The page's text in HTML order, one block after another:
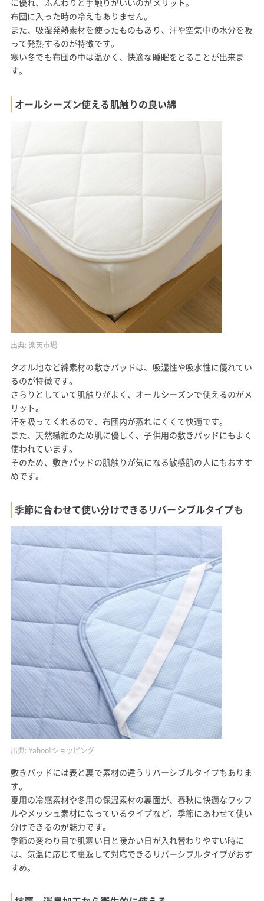
に優れ、ふんわりと手触りがいいのがメリット。
布団に入った時の冷えもありません。
また、吸湿発熱素材を使ったものもあり、汗や空気中の水分を吸
って発熱するのが特徴です。
寒い冬でも布団の中は温かく、快適な睡眠をとることが出来ま
す。
オールシーズン使える肌触りの良い綿
出典: 楽天市場
タオル地など綿素材の敷きパッドは、吸湿性や吸水性に優れてい
るのが特徴です。
さらりとしていて肌触りがよく、オールシーズンで使えるのがメ
リット。
汗を吸ってくれるので、布団内が蒸れにくくて快適です。
また、天然繊維のため肌に優しく、子供用の敷きパッドにもよく
使われています。
そのため、敷きパッドの肌触りが気になる敏感肌の人にもおすす
めです。
季節に合わせて使い分けできるリバーシブルタイプも
出典: Yahoo!ショッピング
敷きパッドには表と裏で素材の違うリバーシブルタイプもありま
す。
夏用の冷感素材や冬用の保温素材の裏面が、春秋に快適なワッフ
ルやメッシュ素材になっているタイプなど、季節にあわせて使い
分けできるのが魅力です。
季節の変わり目で肌寒い日と暖かい日が入れ替わりやすい時に
は、気温に応じて裏返して対応できるリバーシブルタイプがおす
すめ。